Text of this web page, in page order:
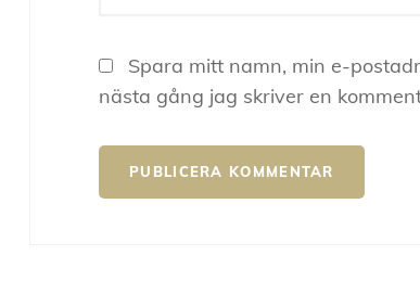
Spara mitt namn, min e-
nästa gång jag skriver en